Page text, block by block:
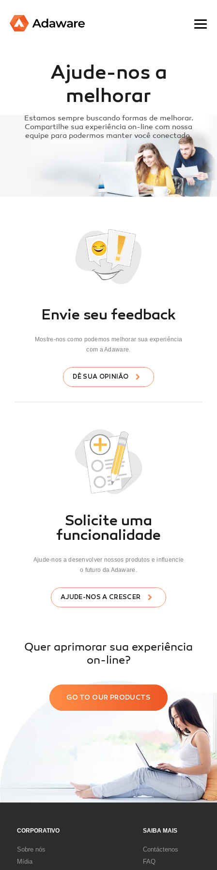
Ajude-nos a
melhorar
Estamos sempre buscando formas de melhorar.
Compartilhe sua experiência on-line com nossa
equipe para podermos manter você conectado.
Envie seu feedback
Mostre-nos como podemos melhorar sua experiência
com a Adaware.
DÊ SUA OPINIÃO
Solicite uma
funcionalidade
Ajude-nos a desenvolver nossos produtos e influencie
o futuro da Adaware.
AJUDE-NOS A CRESCER
Quer aprimorar sua experiência
on-line?
GO TO OUR PRODUCTS
CORPORATIVO
Sobre nós
Mídia
SAIBA MAIS
Contáctenos
FAQ